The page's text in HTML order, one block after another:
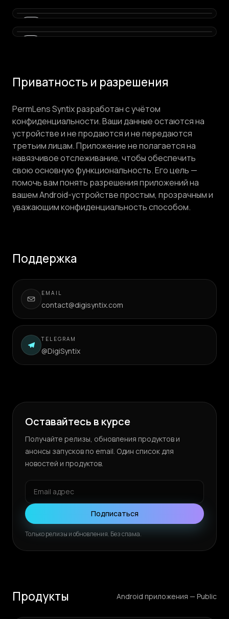
Приватность и разрешения
PermLens Syntix разработан с учётом
конфиденциальности. Ваши данные остаются на
устройстве и не продаются и не передаются
третьим лицам. Приложение не полагается на
навязчивое отслеживание, чтобы обеспечить
свою основную функциональность. Его цель —
помочь вам понять разрешения приложений на
вашем Android-устройстве простым, прозрачным и
уважающим конфиденциальность способом.
Поддержка
EMAIL
contact@digisyntix.com
TELEGRAM
@DigiSyntix
Оставайтесь в курсе
Получайте релизы, обновления продуктов и
анонсы запусков по email. Один список для
новостей и продуктов.
Подписаться
Только релизы и обновления. Без спама.
Продукты Android приложения — Public